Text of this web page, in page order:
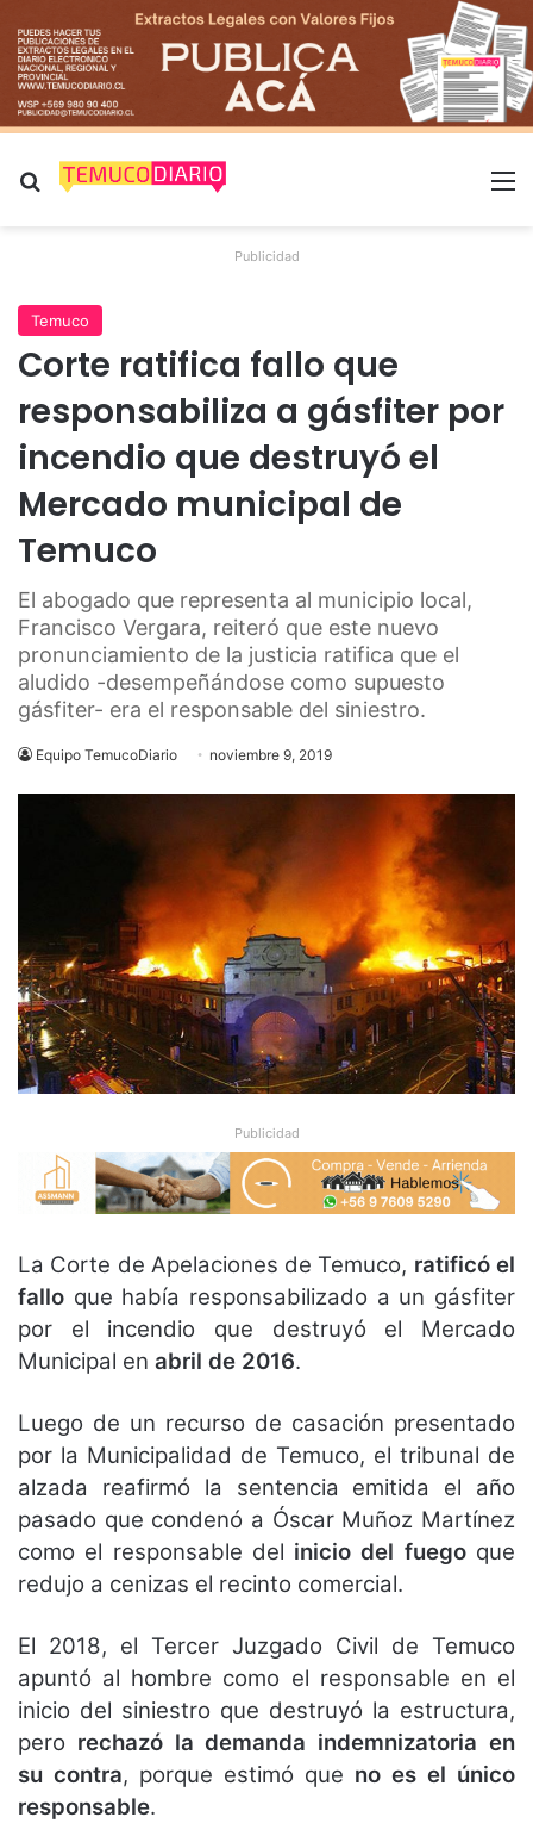
Buscar por
Publicidad
Temuco
Corte ratifica fallo que
responsabiliza a gásfiter por
incendio que destruyó el
Mercado municipal de
Temuco
El abogado que representa al municipio local,
Francisco Vergara, reiteró que este nuevo
pronunciamiento de la justicia ratifica que el
aludido -desempeñándose como supuesto
gásfiter- era el responsable del siniestro.
Equipo TemucoDiario noviembre 9, 2019
Publicidad
La Corte de Apelaciones de Temuco, ratificó el
fallo que había responsabilizado a un gásfiter
por el incendio que destruyó el Mercado
Municipal en abril de 2016.
Luego de un recurso de casación presentado
por la Municipalidad de Temuco, el tribunal de
alzada reafirmó la sentencia emitida el año
pasado que condenó a Óscar Muñoz Martínez
como el responsable del inicio del fuegoque
redujo a cenizas el recinto comercial.
El 2018, el Tercer Juzgado Civil de Temuco
apuntó al hombre como el responsable en el
inicio del siniestro que destruyó la estructura,
pero rechazó la demanda indemnizatoria en
su contra, porque estimó que no es el único
responsable.